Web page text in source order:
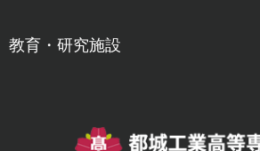
教育・研究施設